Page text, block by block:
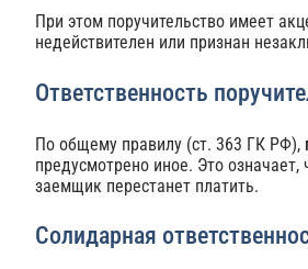
При этом поручительство имеет
недействителен или признан
Ответственность
По общему правилу (ст. 363 ГК РФ),
предусмотрено иное. Это
заемщик перестанет платить.
Солидарная